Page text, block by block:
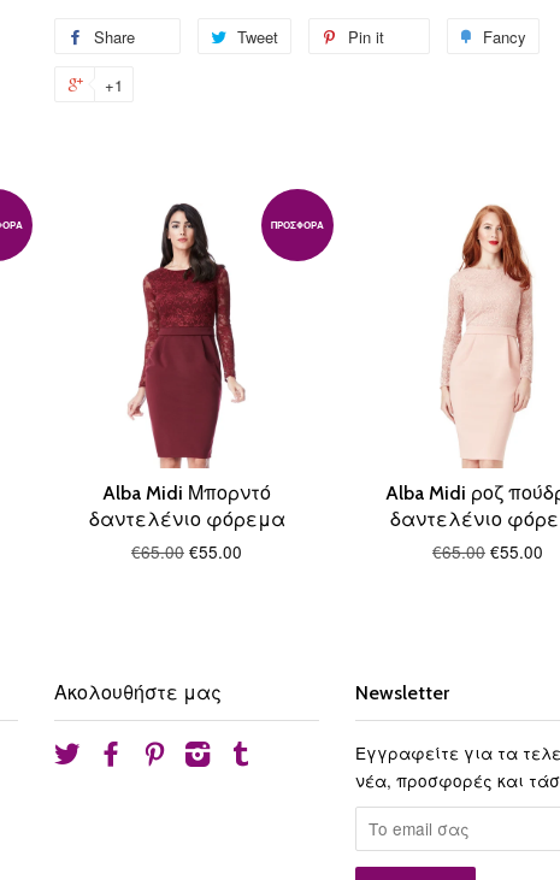
Share
Share
Tweet
Tweet
Pin it Fancy
+1
ΠΡΟΣΦΟΡΆ
Alba Midi Μπορντό
δαντελένιο φόρεμα
€65.00 €55.00
Alba Midi ροζ
δαντελένιο
€65.00 €55.00
Ακολουθήστε μας
Twitter FacebookPinterestInstagram
Newsletter
Εγγραφείτε για τα
νέα, προσφορές και